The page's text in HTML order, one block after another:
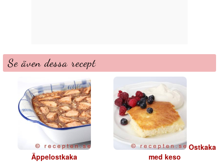
Se även dessa recept
Äppelostkaka
Ostkaka
med keso